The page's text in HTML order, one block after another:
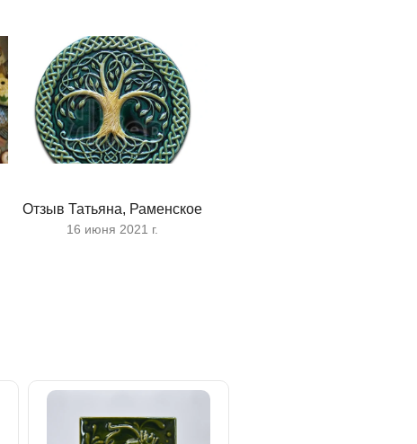
Отзыв Татьяна, Раменское
16 июня 2021 г.